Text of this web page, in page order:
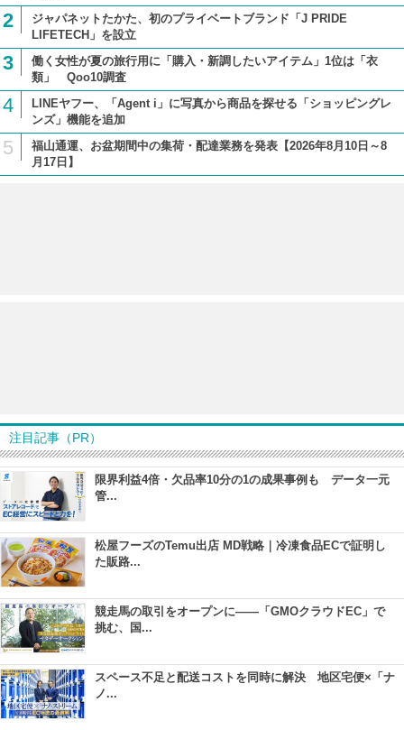
2
ジャパネットたかた、初のプライベートブランド「J PRIDE
LIFETECH」を設立
3
働く女性が夏の旅行用に「購入・新調したいアイテム」1位は「衣
類」 Qoo10調査
4
LINEヤフー、「Agent i」に写真から商品を探せる「ショッピングレ
ンズ」機能を追加
5
福山通運、お盆期間中の集荷・配達業務を発表【2026年8月10日～8
月17日】
注目記事（PR）
限界利益4倍・欠品率10分の1の成果事例も データ一元
管...
松屋フーズのTemu出店 MD戦略｜冷凍食品ECで証明し
た販路...
競走馬の取引をオープンに――「GMOクラウドEC」で
挑む、国...
スペース不足と配送コストを同時に解決 地区宅便×「ナ
ノ...